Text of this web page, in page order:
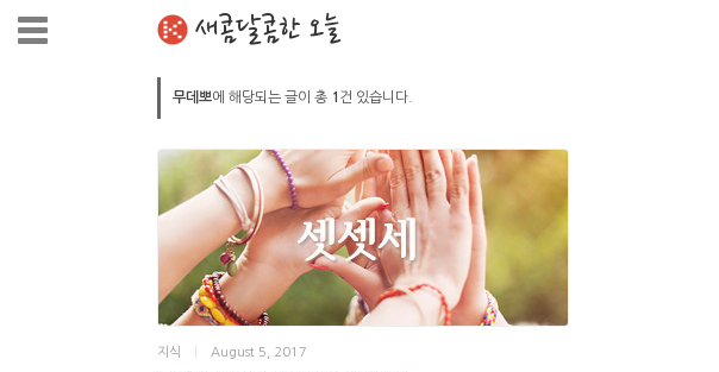
새콤달콤한 오늘
무데뽀에 해당되는 글이 총 1 건 있습니다.
지식 August 5, 2017